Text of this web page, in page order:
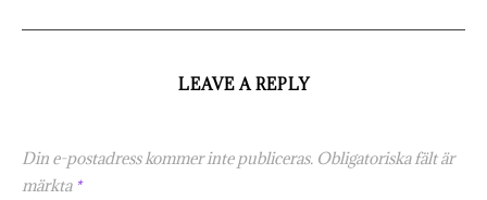
LEAVE A REPLY
Din e-postadress kommer inte publiceras. Obligatoriska fält är
märkta *